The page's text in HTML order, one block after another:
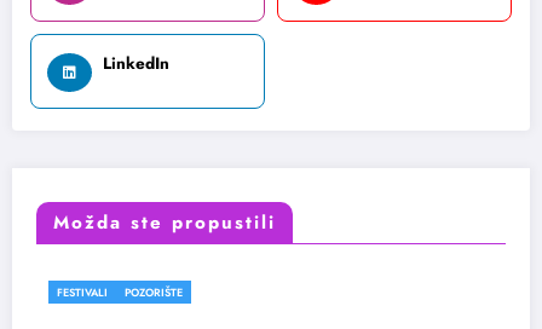
LinkedIn
Možda ste propustili